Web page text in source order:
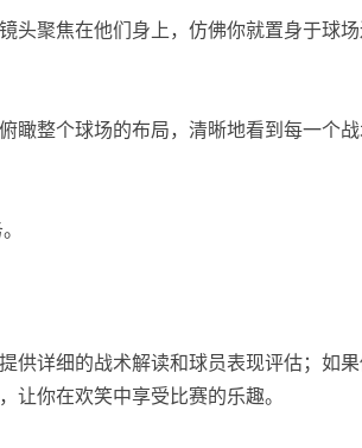
头聚焦在他们身上，仿佛你就置身于球
瞰整个球场的布局，清晰地看到每一个
供详细的战术解读和球员表现评估；如
让你在欢笑中享受比赛的乐趣。